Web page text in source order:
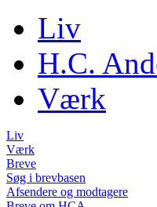
Liv
H.C.
Værk
Liv
Værk
Breve
Søg i brevbasen
Afsendere og modtagere